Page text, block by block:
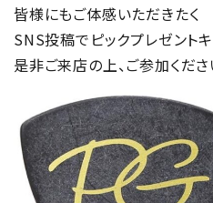
皆様にもご体感いただきたく
SNS投稿でピックプレゼント
是非ご来店の上、ご参加くださ